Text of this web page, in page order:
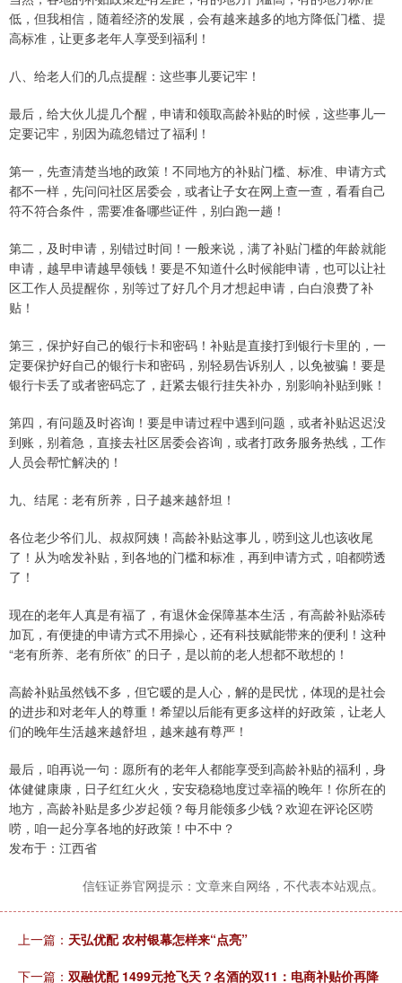
低，但我相信，随着经济的发展，会有越来越多的地方降低门槛、提
高标准，让更多老年人享受到福利！
八、给老人们的几点提醒：这些事儿要记牢！
最后，给大伙儿提几个醒，申请和领取高龄补贴的时候，这些事儿一
定要记牢，别因为疏忽错过了福利！
第一，先查清楚当地的政策！不同地方的补贴门槛、标准、申请方式
都不一样，先问问社区居委会，或者让子女在网上查一查，看看自己
符不符合条件，需要准备哪些证件，别白跑一趟！
第二，及时申请，别错过时间！一般来说，满了补贴门槛的年龄就能
申请，越早申请越早领钱！要是不知道什么时候能申请，也可以让社
区工作人员提醒你，别等过了好几个月才想起申请，白白浪费了补
贴！
第三，保护好自己的银行卡和密码！补贴是直接打到银行卡里的，一
定要保护好自己的银行卡和密码，别轻易告诉别人，以免被骗！要是
银行卡丢了或者密码忘了，赶紧去银行挂失补办，别影响补贴到账！
第四，有问题及时咨询！要是申请过程中遇到问题，或者补贴迟迟没
到账，别着急，直接去社区居委会咨询，或者打政务服务热线，工作
人员会帮忙解决的！
九、结尾：老有所养，日子越来越舒坦！
各位老少爷们儿、叔叔阿姨！高龄补贴这事儿，唠到这儿也该收尾
了！从为啥发补贴，到各地的门槛和标准，再到申请方式，咱都唠透
了！
现在的老年人真是有福了，有退休金保障基本生活，有高龄补贴添砖
加瓦，有便捷的申请方式不用操心，还有科技赋能带来的便利！这种
“老有所养、老有所依” 的日子，是以前的老人想都不敢想的！
高龄补贴虽然钱不多，但它暖的是人心，解的是民忧，体现的是社会
的进步和对老年人的尊重！希望以后能有更多这样的好政策，让老人
们的晚年生活越来越舒坦，越来越有尊严！
最后，咱再说一句：愿所有的老年人都能享受到高龄补贴的福利，身
体健健康康，日子红红火火，安安稳稳地度过幸福的晚年！你所在的
地方，高龄补贴是多少岁起领？每月能领多少钱？欢迎在评论区唠
唠，咱一起分享各地的好政策！中不中？
发布于：江西省
信钰证券官网提示：文章来自网络，不代表本站观点。
上一篇： 天弘优配 农村银幕怎样来“点亮”
下一篇： 双融优配 1499元抢飞天？名酒的双11：电商补贴价再降